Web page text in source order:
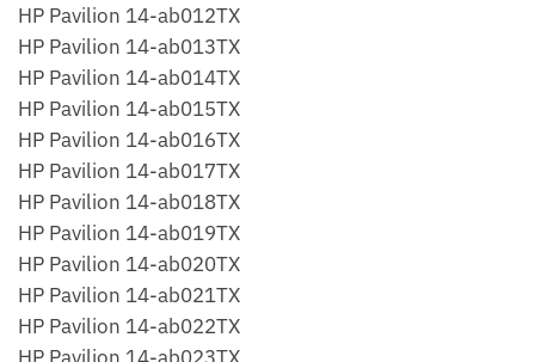
HP Pavilion 14-ab012TX
HP Pavilion 14-ab013TX
HP Pavilion 14-ab014TX
HP Pavilion 14-ab015TX
HP Pavilion 14-ab016TX
HP Pavilion 14-ab017TX
HP Pavilion 14-ab018TX
HP Pavilion 14-ab019TX
HP Pavilion 14-ab020TX
HP Pavilion 14-ab021TX
HP Pavilion 14-ab022TX